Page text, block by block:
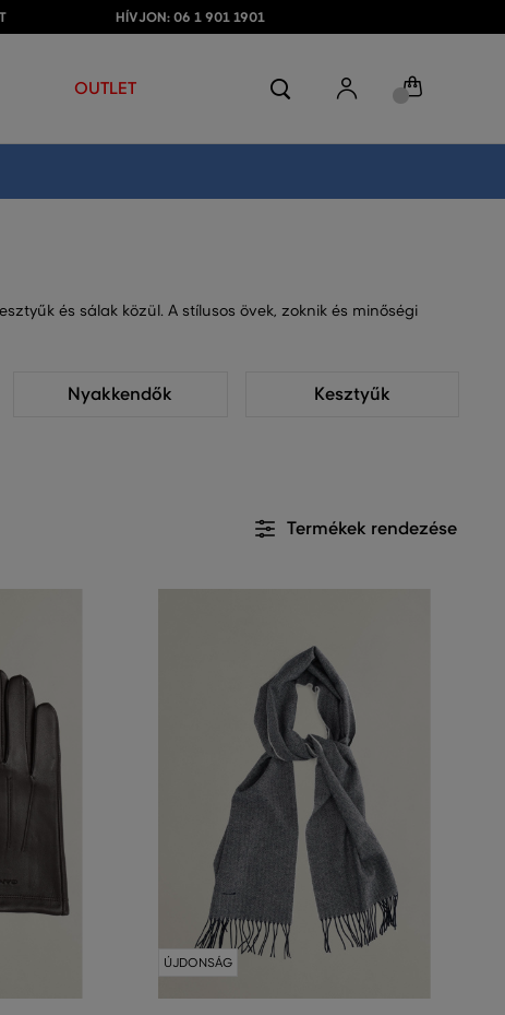
HÍVJON: 06 1 901 1901
OUTLET
és sálak közül. A stílusos övek, zoknik és minőségi
Nyakkendők Kesztyűk
Termékek rendezése
ÚJDONSÁG